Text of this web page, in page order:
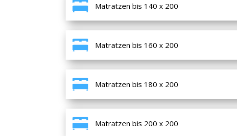
Matratzen bis 140 x 200
Matratzen bis 160 x 200
Matratzen bis 180 x 200
Matratzen bis 200 x 200